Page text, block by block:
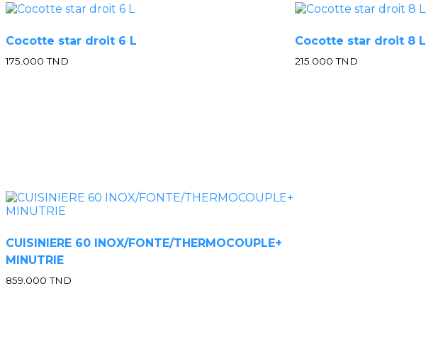
Cocotte star droit 6 L
175.000TND
Cocotte star droit 8 L
215.000TND
CUISINIERE 60 INOX/FONTE/THERMOCOUPLE+
MINUTRIE
859.000TND